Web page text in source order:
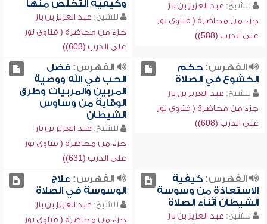
للشيخ: عبد العزيز بن باز
جزء من محاضرة ( فتاوى نور
على الدرب (588))
وكيفية التخلص منها
للشيخ: عبد العزيز بن باز
جزء من محاضرة ( فتاوى نور
على الدرب (603))
الفهرس:حكم
الخشوع في الصلاة
للشيخ: عبد العزيز بن باز
جزء من محاضرة ( فتاوى نور
على الدرب (608))
الفهرس:فضل
الحب في الله ووصية
المربين والمربيات وطرق
الوقاية من وساوس
الشيطان
للشيخ: عبد العزيز بن باز
جزء من محاضرة ( فتاوى نور
على الدرب (631))
الفهرس:كيفية
الاستعاذة من وسوسة
الشيطان أثناء الصلاة
للشيخ: عبد العزيز بن باز
الفهرس: علاج
الوسوسة في الصلاة
للشيخ: عبد العزيز بن باز
جزء من محاضرة ( فتاوى نور